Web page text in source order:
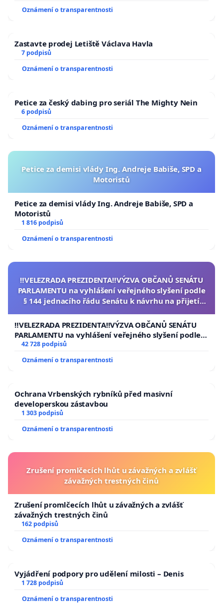
Oznámení o transparentnosti
Zastavte prodej Letiště Václava Havla
7 podpisů
Oznámení o transparentnosti
Petice za český dabing pro seriál The Mighty Nein
6 podpisů
Oznámení o transparentnosti
Petice za demisi vlády Ing. Andreje Babiše, SPD a
Motoristů
Petice za demisi vlády Ing. Andreje Babiše, SPD a
Motoristů
1 816 podpisů
Oznámení o transparentnosti
‼️VELEZRADA PREZIDENTA‼️VÝZVA OBČANŮ SENÁTU
PARLAMENTU na vyhlášení veřejného slyšení podle
§ 144 jednacího řádu Senátu k návrhu na přijetí
republiky
‼️VELEZRADA PREZIDENTA‼️VÝZVA OBČANŮ SENÁTU
PARLAMENTU na vyhlášení veřejného slyšení podle §
144 jednacího řádu Senátu k návrhu na přijetí
republiky
42 728 podpisů
Oznámení o transparentnosti
Ochrana Vrbenských rybníků před masivní
developerskou zástavbou
1 303 podpisů
Oznámení o transparentnosti
Zrušení promlčecích lhůt u závažných a zvlášť
závažných trestných činů
Zrušení promlčecích lhůt u závažných a zvlášť
závažných trestných činů
162 podpisů
Oznámení o transparentnosti
Vyjádření podpory pro udělení milosti – Denis
1 728 podpisů
Oznámení o transparentnosti